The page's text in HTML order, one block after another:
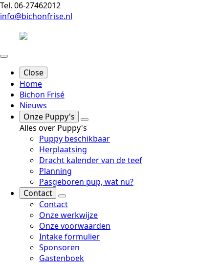
Tel. 06-27462012
info@bichonfrise.nl
Close
Home
Bichon Frisé
Nieuws
Onze Puppy's
Alles over Puppy's
Puppy beschikbaar
Herplaatsing
Dracht kalender van de teef
Planning
Pasgeboren pup, wat nu?
Contact
Contact
Onze werkwijze
Onze voorwaarden
Intake formulier
Sponsoren
Gastenboek